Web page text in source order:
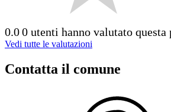
0.00 utenti hanno valutato questa
Vedi tutte le valutazioni
Contatta il comune